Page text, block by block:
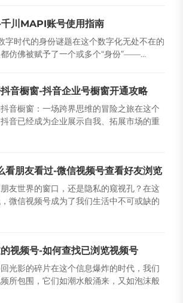
川MAPI账号使用指南
时代的身份谜题在这个数字化无处不在的
仿佛被赋予了一个或多个“身份”——...
音橱窗-抖音企业号橱窗开通攻略
音橱窗：一场跨界思维的冒险之旅在这个
音已经成为企业展示自我、拓展市场的重
看朋友看过-微信视频号查看好友浏览
友世界的窗口，还是隐私的窥视孔？在这
微信视频号成为了我们生活中不可或缺的
视频号-如何查找已浏览视频号
光影的碎片在这个信息爆炸的时代，我们
所包围，它们如潮水般涌来，又如泡沫般